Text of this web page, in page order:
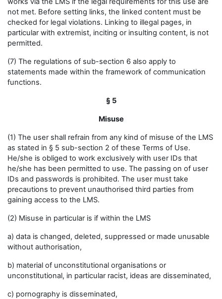
not met. Before setting links, the linked content must be
checked for legal violations. Linking to illegal pages, in
particular with extremist, inciting or insulting content, is not
permitted.
(7) The regulations of sub-section 6 also apply to
statements made within the framework of communication
functions.
§ 5
Misuse
(1) The user shall refrain from any kind of misuse of the LMS
as stated in § 5 sub-section 2 of these Terms of Use.
He/she is obliged to work exclusively with user IDs that
he/she has been permitted to use. The passing on of user
IDs and passwords is prohibited. The user must take
precautions to prevent unauthorised third parties from
gaining access to the LMS.
(2) Misuse in particular is if within the LMS
a) data is changed, deleted, suppressed or made unusable
without authorisation,
b) material of unconstitutional organisations or
unconstitutional, in particular racist, ideas are disseminated,
c) pornography is disseminated,